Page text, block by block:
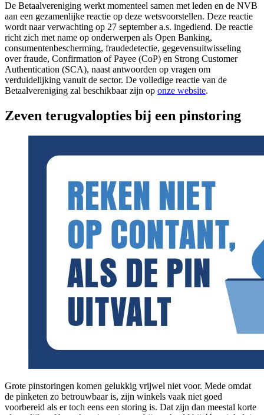
De Betaalvereniging werkt momenteel samen met leden en de NVB
aan een gezamenlijke reactie op deze wetsvoorstellen. Deze reactie
wordt naar verwachting op 27 september a.s. ingediend. De reactie
richt zich met name op onderwerpen als Open Banking,
consumentenbescherming, fraudedetectie, gegevensuitwisseling
over fraude, Confirmation of Payee (CoP) en Strong Customer
Authentication (SCA), naast antwoorden op vragen om
verduidelijking vanuit de sector. De volledige reactie van de
Betaalvereniging zal beschikbaar zijn op onze website.
Zeven terugvalopties bij een pinstoring
Grote pinstoringen komen gelukkig vrijwel niet voor. Mede omdat
de pinketen zo betrouwbaar is, zijn winkels vaak niet goed
voorbereid als er toch eens een storing is. Dat zijn dan meestal korte